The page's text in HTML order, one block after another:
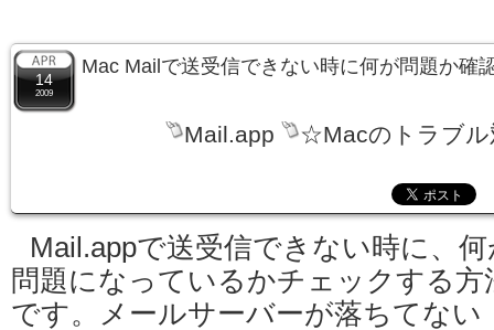
14
2009
Mac Mailで送受信できない時に何が問題か確
Mail.app ☆Macのトラブル
Mail.appで送受信できない時に、何
問題になっているかチェックする方
です。メールサーバーが落ちてない